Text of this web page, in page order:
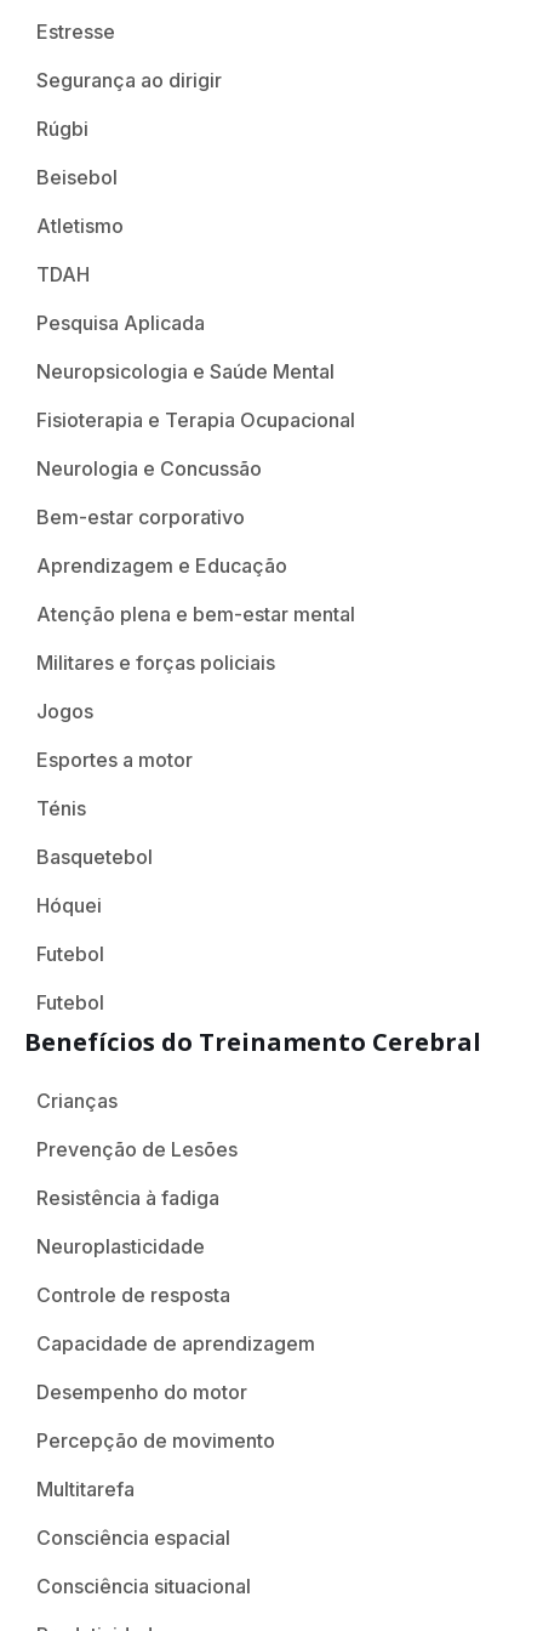
Estresse
Segurança ao dirigir
Rúgbi
Beisebol
Atletismo
TDAH
Pesquisa Aplicada
Neuropsicologia e Saúde Mental
Fisioterapia e Terapia Ocupacional
Neurologia e Concussão
Bem-estar corporativo
Aprendizagem e Educação
Atenção plena e bem-estar mental
Militares e forças policiais
Jogos
Esportes a motor
Ténis
Basquetebol
Hóquei
Futebol
Futebol
Benefícios do Treinamento Cerebral
Crianças
Prevenção de Lesões
Resistência à fadiga
Neuroplasticidade
Controle de resposta
Capacidade de aprendizagem
Desempenho do motor
Percepção de movimento
Multitarefa
Consciência espacial
Consciência situacional